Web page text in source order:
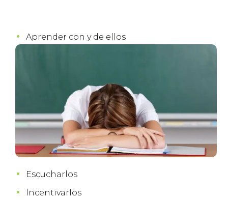
Aprender con y de ellos
Escucharlos
Incentivarlos